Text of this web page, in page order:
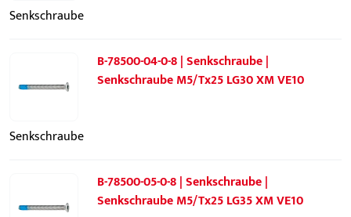
Senkschraube
B-78500-04-0-8 | Senkschraube |
Senkschraube M5/Tx25 LG30 XM VE10
Senkschraube
B-78500-05-0-8 | Senkschraube |
Senkschraube M5/Tx25 LG35 XM VE10